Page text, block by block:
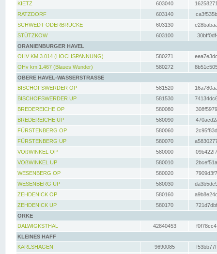
KIETZ
603040
RATZDORF
603140
SCHWEDT-ODERBRÜCKE
603130
STÜTZKOW
603100
ORANIENBURGER HAVEL
OHV KM 3.014 (HOCHSPANNUNG)
580271
OHv km 1.467 (Blaues Wunder)
580272
OBERE HAVEL-WASSERSTRASSE
BISCHOFSWERDER OP
581520
BISCHOFSWERDER UP
581530
BREDEREICHE OP
580080
BREDEREICHE UP
580090
FÜRSTENBERG OP
580060
FÜRSTENBERG UP
580070
VOßWINKEL OP
580000
VOßWINKEL UP
580010
WESENBERG OP
580020
WESENBERG UP
580030
ZEHDENICK OP
580160
ZEHDENICK UP
580170
ORKE
DALWIGKSTHAL
42840453
KLEINES HAFF
KARLSHAGEN
9690085